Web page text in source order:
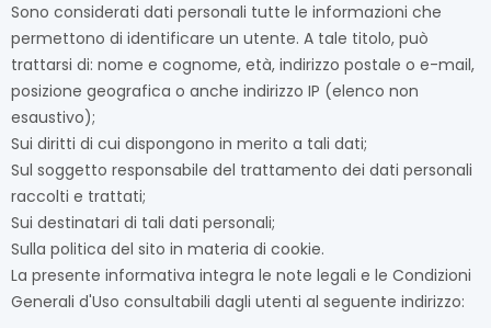
Sono considerati dati personali tutte le informazioni che
permettono di identificare un utente. A tale titolo, può
trattarsi di: nome e cognome, età, indirizzo postale o e-mail,
posizione geografica o anche indirizzo IP (elenco non
esaustivo);
Sui diritti di cui dispongono in merito a tali dati;
Sul soggetto responsabile del trattamento dei dati personali
raccolti e trattati;
Sui destinatari di tali dati personali;
Sulla politica del sito in materia di cookie.
La presente informativa integra le note legali e le Condizioni
Generali d'Uso consultabili dagli utenti al seguente indirizzo: